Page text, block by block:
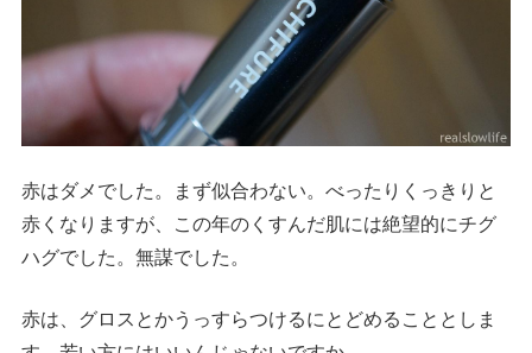
赤はダメでした。まず似合わない。べったりくっきりと
赤くなりますが、この年のくすんだ肌には絶望的にチグ
ハグでした。無謀でした。
赤は、グロスとかうっすらつけるにとどめることとしま